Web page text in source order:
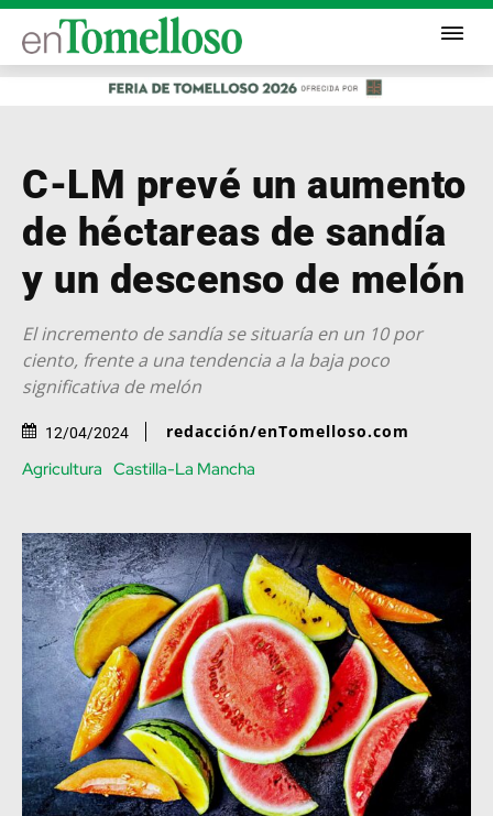
C-LM prevé un aumento
de héctareas de sandía
y un descenso de melón
El incremento de sandía se situaría en un 10 por
ciento, frente a una tendencia a la baja poco
significativa de melón
12/04/2024 redacción/enTomelloso.com
Agricultura Castilla-La Mancha